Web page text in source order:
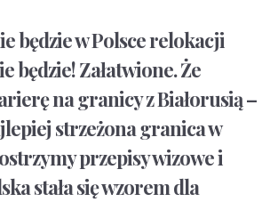
będzie w Polsce relokacji
będzie! Załatwione. Że
na granicy z Białorusią –
strzeżona granica w
przepisy wizowe i
stała się wzorem dla